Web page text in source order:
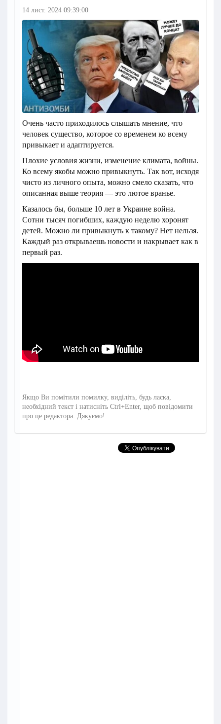
14 лист. 2024 09:39:00
Очень часто приходилось слышать мнение, что
человек существо, которое со временем ко всему
привыкает и адаптируется.
Плохие условия жизни, изменение климата, войны.
Ко всему якобы можно привыкнуть. Так вот, исходя
чисто из личного опыта, можно смело сказать, что
описанная выше теория — это лютое вранье.
Казалось бы, больше 10 лет в Украине война.
Сотни тысяч погибших, каждую неделю хоронят
детей. Можно ли привыкнуть к такому? Нет нельзя.
Каждый раз открываешь новости и накрывает как в
первый раз.
Якщо Ви помітили помилку, виділіть, будь ласка,
необхідний текст і натисніть Ctrl+Enter, щоб повідомити
про це редактора. Дякуємо!